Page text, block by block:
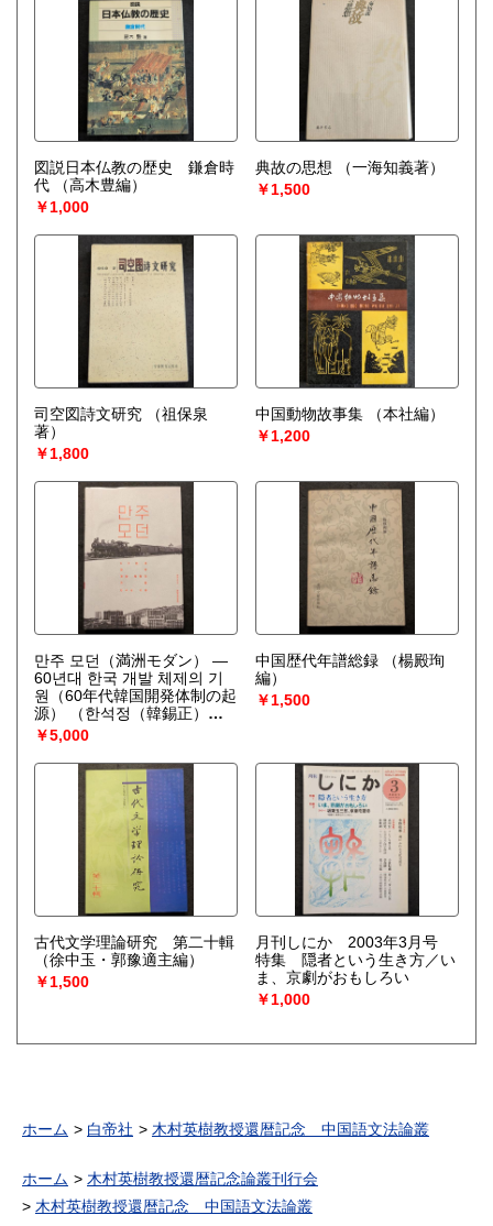
図説日本仏教の歴史 鎌倉時
代
（高木豊編）
￥1,000
典故の思想
（一海知義著）
￥1,500
司空図詩文研究
（祖保泉
著）
￥1,800
中国動物故事集
（本社編）
￥1,200
만주 모던（満洲モダン） —
60년대 한국 개발 체제의 기
원（60年代韓国開発体制の起
源）
（한석정（韓錫正）
著）
￥5,000
中国歴代年譜総録
（楊殿珣
編）
￥1,500
古代文学理論研究 第二十輯
（徐中玉・郭豫適主編）
￥1,500
月刊しにか 2003年3月号
特集 隠者という生き方／い
ま、京劇がおもしろい
￥1,000
ホーム 白帝社 木村英樹教授還暦記念 中国語文法論叢
ホーム
木村英樹教授還暦記念論叢刊行会
木村英樹教授還暦記念 中国語文法論叢